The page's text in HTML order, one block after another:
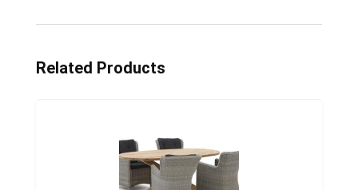
Related Products